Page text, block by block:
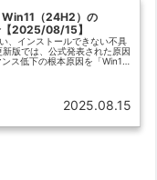
Win11（24H2）の
2025/08/15】
、インストールできない不具
版では、公式発表された原因
ス低下の根本原因を「Win12
2025.08.15